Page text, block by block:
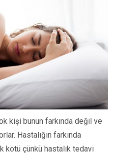
kişi bunun farkında değil ve
Hastalığın farkında
kötü çünkü hastalık tedavi